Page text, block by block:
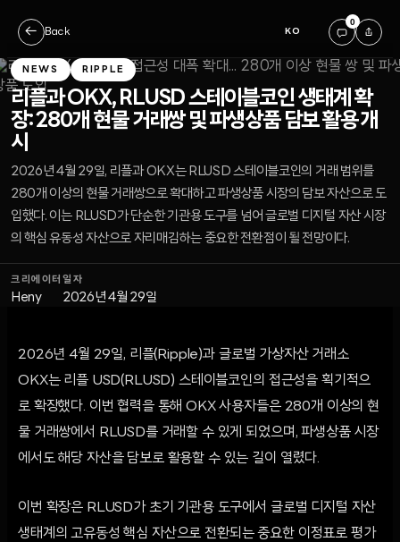
← Back KO
0
NEWS RIPPLE
리플과 OKX, RLUSD 스테이블코인 생태계 확
장: 280개 현물 거래쌍 및 파생상품 담보 활용 개
시
2026년 4월 29일, 리플과 OKX는 RLUSD 스테이블코인의 거래 범위를
280개 이상의 현물 거래쌍으로 확대하고 파생상품 시장의 담보 자산으로 도
입했다. 이는 RLUSD가 단순한 기관용 도구를 넘어 글로벌 디지털 자산 시장
의 핵심 유동성 자산으로 자리매김하는 중요한 전환점이 될 전망이다.
크리에이터
Heny
일자
2026년 4월 29일
2026년 4월 29일, 리플(Ripple)과 글로벌 가상자산 거래소
OKX는 리플 USD(RLUSD) 스테이블코인의 접근성을 획기적으
로 확장했다. 이번 협력을 통해 OKX 사용자들은 280개 이상의 현
물 거래쌍에서 RLUSD를 거래할 수 있게 되었으며, 파생상품 시장
에서도 해당 자산을 담보로 활용할 수 있는 길이 열렸다.
이번 확장은 RLUSD가 초기 기관용 도구에서 글로벌 디지털 자산
생태계의 고유동성 핵심 자산으로 전환되는 중요한 이정표로 평가